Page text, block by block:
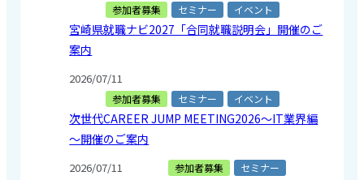
参加者募集 セミナー イベント
宮崎県就職ナビ2027「合同就職説明会」開催のご
案内
2026/07/11
参加者募集 セミナー イベント
次世代CAREER JUMP MEETING2026～IT業界編
～開催のご案内
2026/07/11 参加者募集 セミナー